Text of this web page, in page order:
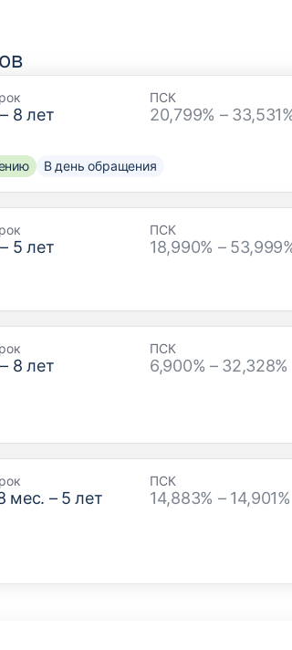
– 8 лет
ПСК
20,799% –
В день обращения
– 5 лет
ПСК
18,990% –
– 8 лет
ПСК
6,900% – 32,328%
мес. – 5 лет
ПСК
14,883% – 14,901%